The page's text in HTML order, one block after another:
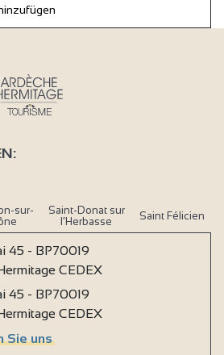
sur-
Saint-Donat sur
l’Herbasse
Saint Félicien
45 - BP70019
CEDEX
45 - BP70019
CEDEX
Sie uns